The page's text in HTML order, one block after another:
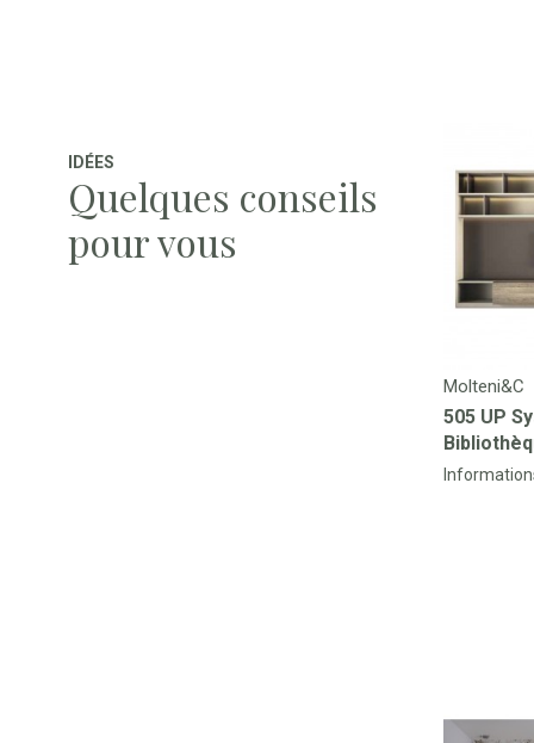
IDÉES
Quelques conseils
pour vous
Molteni&C
505 UP